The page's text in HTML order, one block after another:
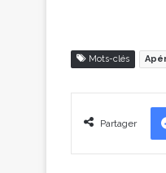
Mots-clés
Partager